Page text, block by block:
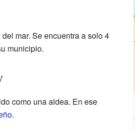
mar. Se encuentra a solo 4
municipio.
como una aldea. En ese
.